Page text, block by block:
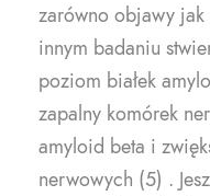
zarówno objawy
innym badaniu
poziom białek
zapalny komórek
amyloid beta i
nerwowych (5) .